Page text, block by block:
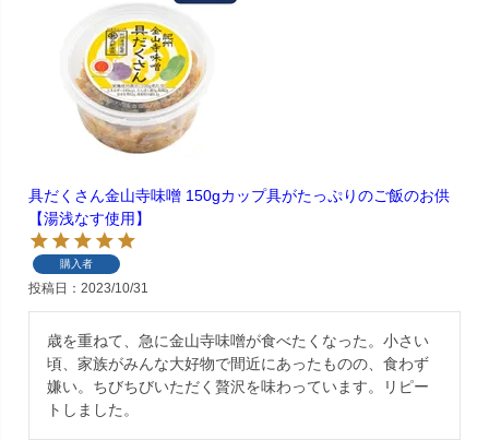
具だくさん金山寺味噌 150gカップ具がたっぷりのご飯のお供
【湯浅なす使用】
購入者
投稿日 2023/10/31
歳を重ねて、急に金山寺味噌が食べたくなった。小さい
頃、家族がみんな大好物で間近にあったものの、食わず
嫌い。ちびちびいただく贅沢を味わっています。リピー
トしました。